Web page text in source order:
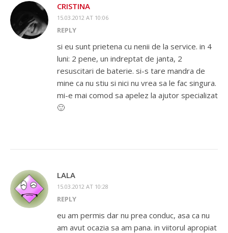
CRISTINA
15.03.2012 AT 10:06
REPLY
si eu sunt prietena cu nenii de la service. in 4
luni: 2 pene, un indreptat de janta, 2
resuscitari de baterie. si-s tare mandra de
mine ca nu stiu si nici nu vrea sa le fac singura.
mi-e mai comod sa apelez la ajutor specializat
🙂
LALA
15.03.2012 AT 10:28
REPLY
eu am permis dar nu prea conduc, asa ca nu
am avut ocazia sa am pana. in viitorul apropiat